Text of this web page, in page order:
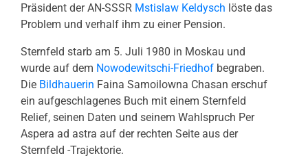
Präsident der AN-SSSR Mstislaw Keldysch löste das
Problem und verhalf ihm zu einer Pension.
Sternfeld starb am 5. Juli 1980 in Moskau und
wurde auf dem Nowodewitschi-Friedhof begraben.
Die Bildhauerin Faina Samoilowna Chasan erschuf
ein aufgeschlagenes Buch mit einem Sternfeld
Relief, seinen Daten und seinem Wahlspruch Per
Aspera ad astra auf der rechten Seite aus der
Sternfeld -Trajektorie.